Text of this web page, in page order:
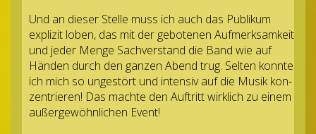
Und an die­ser Stelle muss ich auch das Publi­kum
expli­zit loben, das mit der gebo­te­nen Auf­merk­sam­keit
und jeder Menge Sach­ver­stand die Band wie auf
Hän­den durch den gan­zen Abend trug. Sel­ten konnte
ich mich so unge­stört und inten­siv auf die Musik kon­
zen­trie­ren! Das machte den Auf­tritt wirk­lich zu einem
außer­ge­wöhn­li­chen Event!